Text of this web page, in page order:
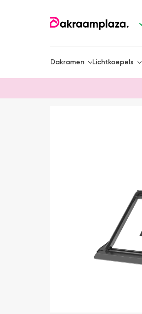
Dakramen Lichtkoepels